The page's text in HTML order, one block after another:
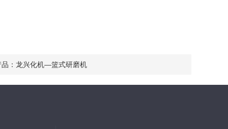
： 龙兴化机—篮式研磨机